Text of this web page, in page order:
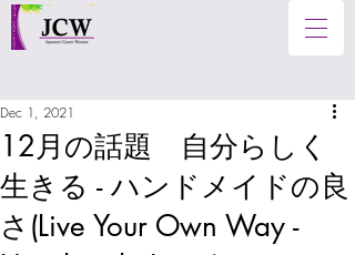
12月の話題 自分らしく
生きる - ハンドメイドの良
さ(Live Your Own Way -
Dec 1, 2021